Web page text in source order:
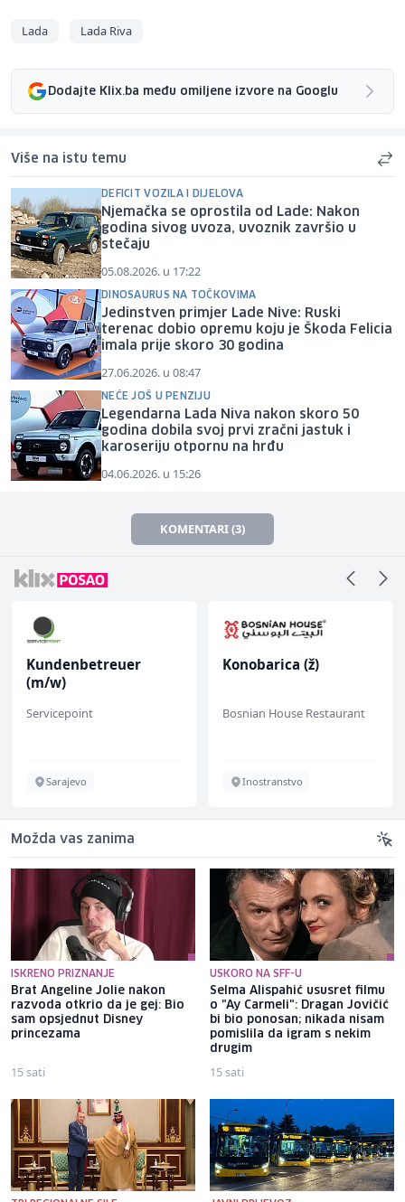
Lada Lada Riva
Dodajte Klix.ba među omiljene izvore na Googlu
Više na istu temu
DEFICIT VOZILA I DIJELOVA
Njemačka se oprostila od Lade: Nakon
godina sivog uvoza, uvoznik završio u
stečaju
05.08.2026. u 17:22
DINOSAURUS NA TOČKOVIMA
Jedinstven primjer Lade Nive: Ruski
terenac dobio opremu koju je Škoda Felicia
imala prije skoro 30 godina
27.06.2026. u 08:47
NEĆE JOŠ U PENZIJU
Legendarna Lada Niva nakon skoro 50
godina dobila svoj prvi zračni jastuk i
karoseriju otpornu na hrđu
04.06.2026. u 15:26
KOMENTARI (3)
Kundenbetreuer
(m/w)
Servicepoint
Sarajevo
Konobarica (ž)
Bosnian House Restaurant
Inostranstvo
Možda vas zanima
ISKRENO PRIZNANJE
Brat Angeline Jolie nakon
razvoda otkrio da je gej: Bio
sam opsjednut Disney
princezama
15 sati
USKORO NA SFF-U
Selma Alispahić ususret filmu
o "Ay Carmeli": Dragan Jovičić
bi bio ponosan; nikada nisam
pomislila da igram s nekim
drugim
15 sati